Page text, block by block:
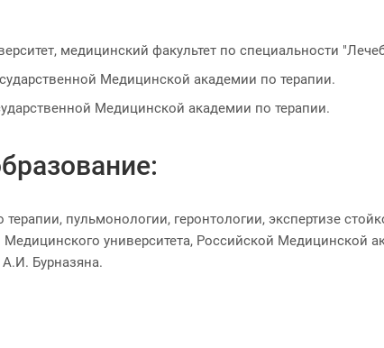
медицинский факультет по специальности
Медицинской академии по терапии.
Медицинской академии по терапии.
пульмонологии, геронтологии, экспертизе
Медицинского университета, Российской
Бурназяна.